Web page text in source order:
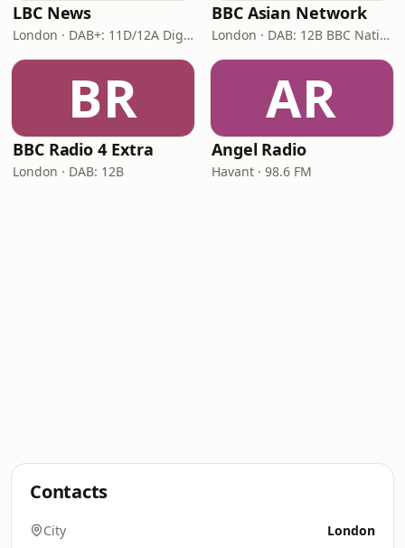
LBC News
London · DAB+: 11D/12A Digital One
BBC Asian Network
London · DAB: 12B BBC National DAB
BR
BBC Radio 4 Extra
London · DAB: 12B
AR
Angel Radio
Havant · 98.6 FM
Contacts
City London